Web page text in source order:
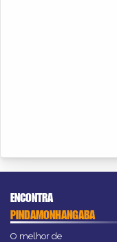
ENCONTRA
PINDAMONHANGABA
O melhor de